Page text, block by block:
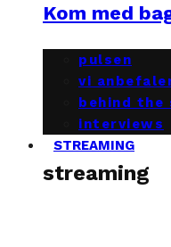
Kom med
pulsen
vi
behind the
interviews
STREAMING
streaming